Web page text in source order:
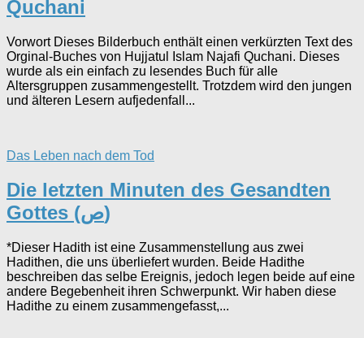
Quchani
Vorwort Dieses Bilderbuch enthält einen verkürzten Text des
Orginal-Buches von Hujjatul Islam Najafi Quchani. Dieses
wurde als ein einfach zu lesendes Buch für alle
Altersgruppen zusammengestellt. Trotzdem wird den jungen
und älteren Lesern aufjedenfall...
Das Leben nach dem Tod
Die letzten Minuten des Gesandten
Gottes (ص)
*Dieser Hadith ist eine Zusammenstellung aus zwei
Hadithen, die uns überliefert wurden. Beide Hadithe
beschreiben das selbe Ereignis, jedoch legen beide auf eine
andere Begebenheit ihren Schwerpunkt. Wir haben diese
Hadithe zu einem zusammengefasst,...